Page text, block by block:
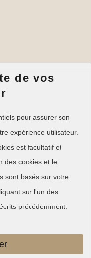
de vos
pour assurer son
expérience utilisateur.
est facultatif et
des cookies et le
sont basés sur votre
sur l'un des
précédemment.